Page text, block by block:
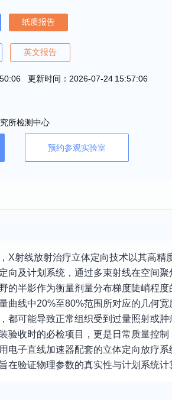
纸质报告
英文报告
更新时间：2026-07-24 15:57:06
所检测中心
预约参观实验室
X射线放射治疗立体定向技术以其高
向及计划系统，通过多束射线在空间
的半影作为衡量剂量分布梯度陡峭程度
曲线中20%至80%范围所对应的几何
都可能导致正常组织受到过量照射或
验收时的必检项目，更是日常质量控制
电子直线加速器配套的立体定向放疗
在验证物理参数的真实性与计划系统计